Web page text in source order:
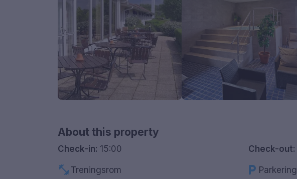
About this property
Check-in: 15:00 Check-out:
fitness_center Treningsrom local_parking Parkering